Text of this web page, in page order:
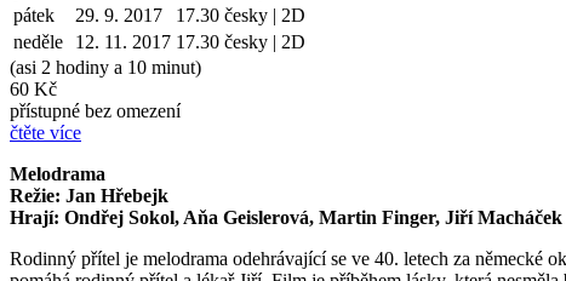
pátek
29. 9. 2017 17.30 česky | 2D
neděle
12. 11. 2017 17.30 česky | 2D
(asi 2 hodiny a 10 minut)
60 Kč
přístupné bez omezení
čtěte více
Melodrama
Režie: Jan Hřebejk
Hrají: Ondřej Sokol, Aňa Geislerová, Martin Finger, Jiří Macháček
Rodinný přítel je melodrama odehrávající se ve 40. letech za německé